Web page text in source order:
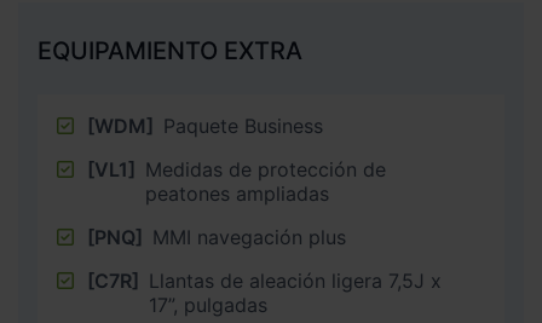
EQUIPAMIENTO EXTRA
[WDM] Paquete Business
[VL1] Medidas de protección de
peatones ampliadas
[PNQ] MMI navegación plus
[C7R] Llantas de aleación ligera 7,5J x
17”, pulgadas